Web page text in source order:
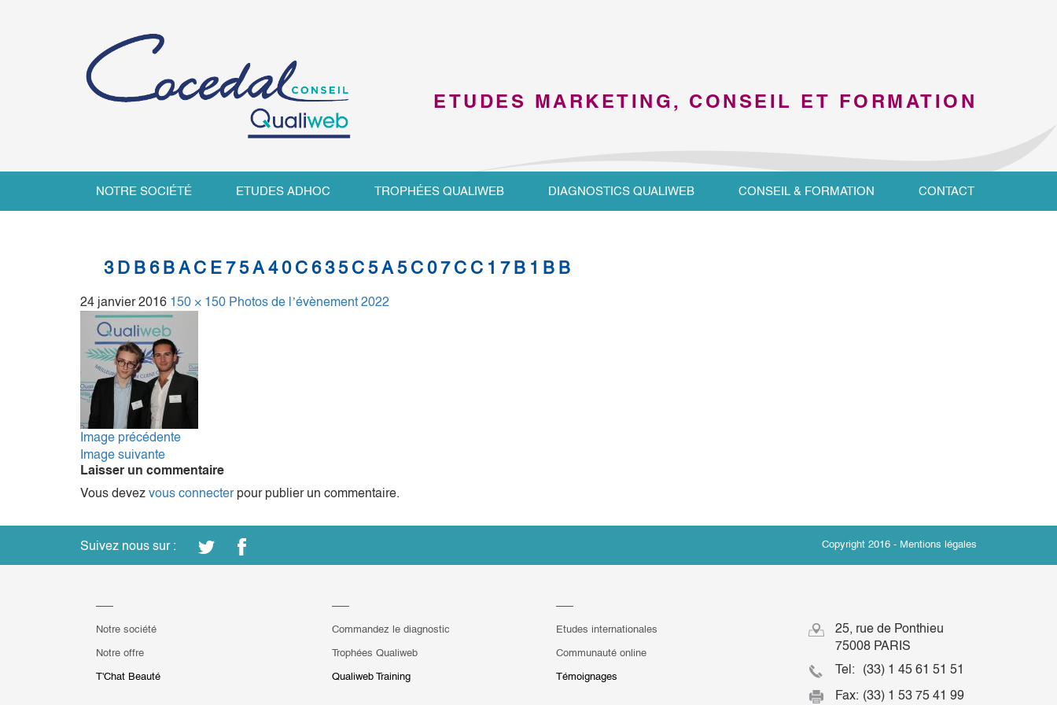
ETUDES MARKETING, CONSEIL ET FORMATION
NOTRE SOCIÉTÉ ETUDES ADHOC TROPHÉES QUALIWEB DIAGNOSTICS QUALIWEB CONSEIL & FORMATION CONTACT
3DB6BACE75A40C635C5A5C07CC17B1BB
24 janvier 2016 150 × 150 Photos de l’évènement 2022
Image précédente
Image suivante
Laisser un commentaire
Vous devez vous connecterpour publier un commentaire.
Suivez nous sur : Copyright 2016 - Mentions légales
Notre société
Notre offre
T'Chat Beauté
Commandez le diagnostic
Trophées Qualiweb
Qualiweb Training
Etudes internationales
Communauté online
Témoignages
25, rue de Ponthieu
75008 PARIS
Tel:
(33) 1 45 61 51 51
Fax: (33) 1 53 75 41 99